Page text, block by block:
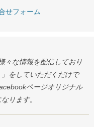
せフォーム
々な情報を配信しており
をしていただくだけで
ページオリジナル
ります。